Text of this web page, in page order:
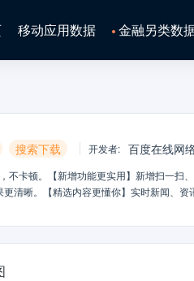
移动应用数据 金融另类数
搜索下载 开发者: 百度在线网
不卡顿。【新增功能更实用】新增扫一扫
清晰。【精选内容更懂你】实时新闻、
。【任务系统上线】任务系统全新上线